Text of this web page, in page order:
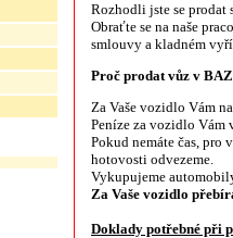
Rozhodli jste se prodat
Obraťte se na naše
smlouvy a kladném
Proč prodat vůz v
Za Vaše vozidlo Vám
Peníze za vozidlo Vám
Pokud nemáte čas, pro
hotovosti odvezeme.
Vykupujeme
Za Vaše vozidlo
Doklady potřebné při